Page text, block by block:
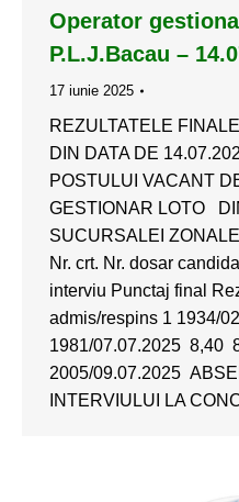
Operator
P.L.J.Bacau –
17 iunie 2025
REZULTATELE
DIN DATA DE
POSTULUI VACANT
GESTIONAR LOTO
SUCURSALEI
Nr. crt. Nr. dosar
interviu Punctaj final
admis/respins 1 1934/
1981/07.07.2025 8,40
2005/09.07.2025
INTERVIULUI LA